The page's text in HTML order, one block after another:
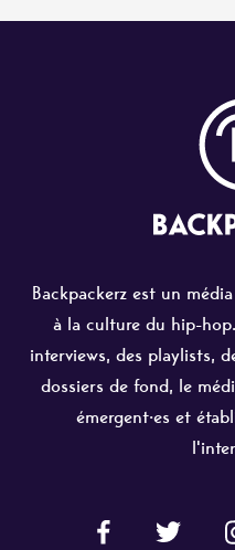
Backpackerz est un
à la culture du hip-
interviews, des playlists,
dossiers de fond, le
émergent·es et